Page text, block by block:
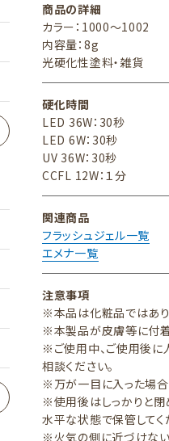
商品の詳細
カラー：1000～1002
内容量：8g
光硬化性塗料・雑貨
硬化時間
LED 36W：30秒
LED 6W：30秒
UV 36W：30秒
CCFL 12W：１分
関連商品
フラッシュジェル一覧
エメナ一覧
注意事項
※本品は化粧品ではあり
※本製品が皮膚等に付着
※ご使用中、ご使用後に
相談ください。
※万が一目に入った場合
※使用後はしっかりと閉
水平な状態で保管してく
※火気の側に近づけない